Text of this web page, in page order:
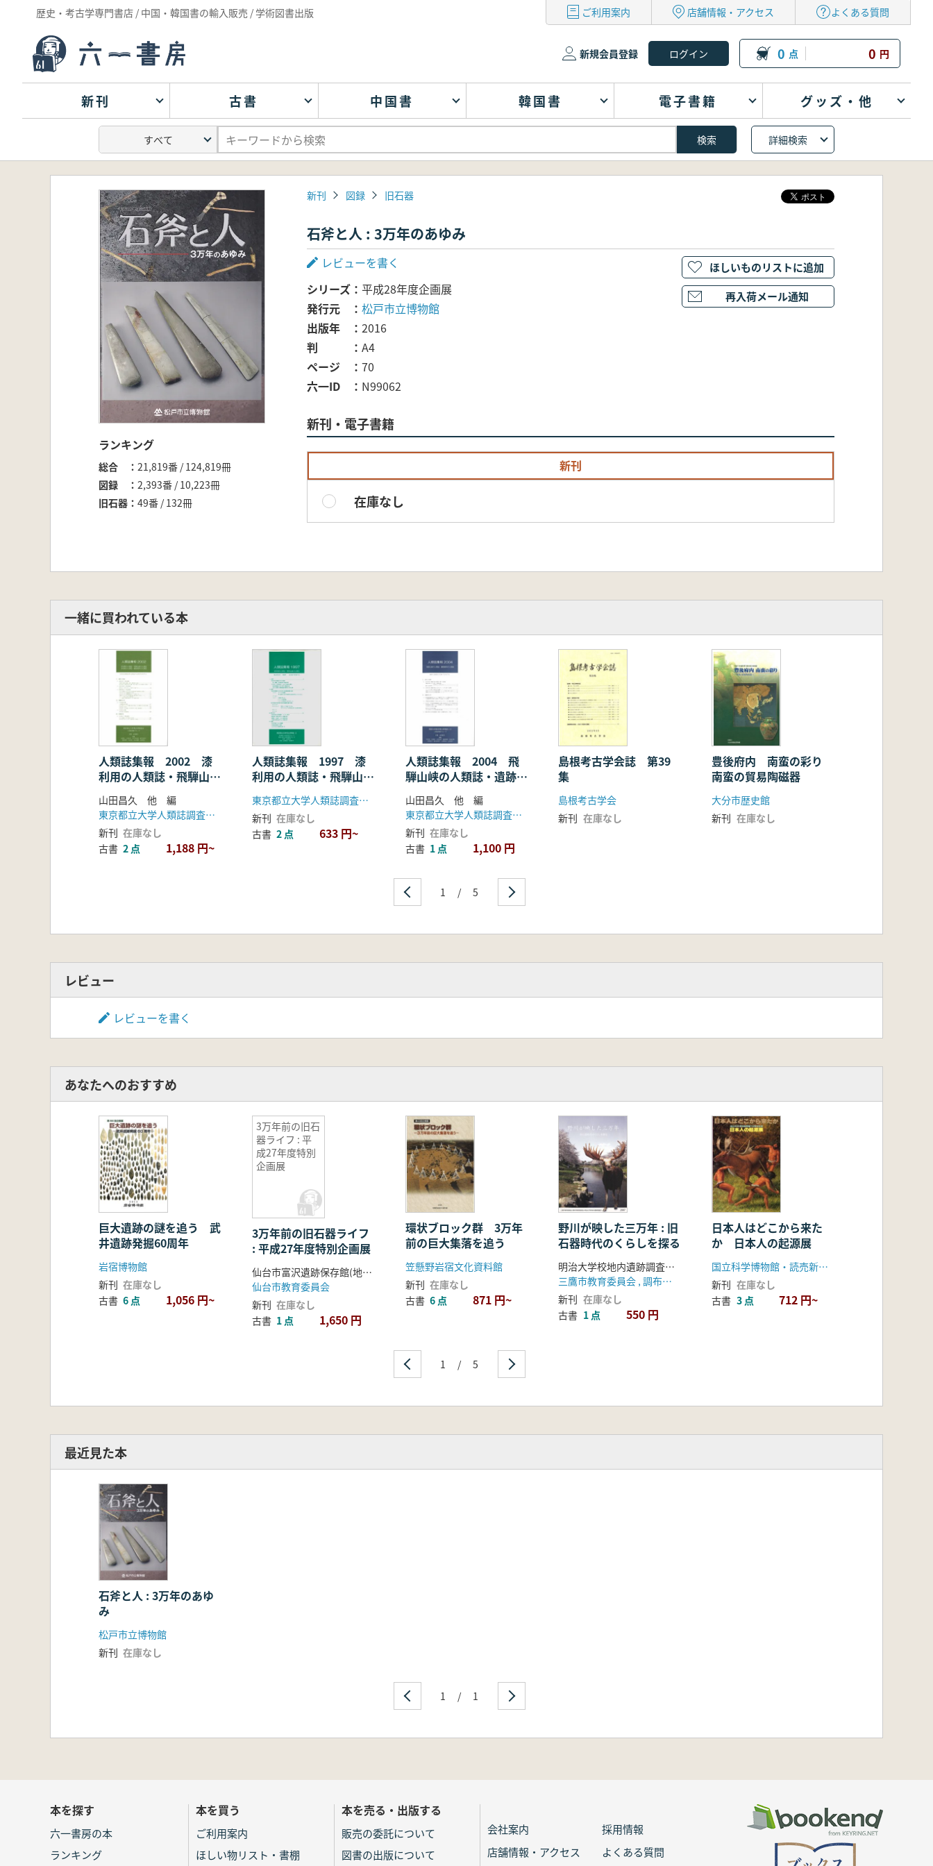
歴史・考古学専門書店 / 中国・韓国書の輸入販売 / 学術図書出版 ご利用案内 店舗情報・アクセス よくある質問
新規会員登録 0 点 0 円
新刊 古書 中国書 韓国書 電子書籍 グッズ・他
詳細検索
ランキング
総合
21,819番 / 124,819冊
図録
2,393番 / 10,223冊
旧石器
49番 / 132冊
新刊 図録 旧石器
石斧と人 : 3万年のあゆみ
レビューを書く
シリーズ
平成28年度企画展
発行元
松戸市立博物館
出版年
2016
判
A4
ページ
70
六一ID
N99062
新刊・電子書籍
新刊
在庫なし
ほしいものリストに追加
再入荷メール通知
一緒に買われている本
人類誌集報 2002 漆
利用の人類誌・飛騨山峡
の人類誌・水利用の人類
誌・遺跡資料の人類誌
山田昌久 他 編
東京都立大学人類誌調査グループ
新刊 在庫なし
古書 2 点 1,188 円~
人類誌集報 1997 漆
利用の人類誌・飛騨山峡
の人類誌
東京都立大学人類誌調査グループ
新刊 在庫なし
古書 2 点 633 円~
人類誌集報 2004 飛
騨山峡の人類誌・遺跡資
料の人類誌
山田昌久 他 編
東京都立大学人類誌調査グループ
新刊 在庫なし
古書 1 点 1,100 円
島根考古学会誌 第39
集
島根考古学会
新刊 在庫なし
豊後府内 南蛮の彩り
南蛮の貿易陶磁器
大分市歴史館
新刊 在庫なし
1 / 5
レビュー
レビューを書く
あなたへのおすすめ
巨大遺跡の謎を追う 武
井遺跡発掘60周年
岩宿博物館
新刊 在庫なし
古書 6 点 1,056 円~
3万年前の旧石
器ライフ : 平
成27年度特別
企画展
3万年前の旧石器ライフ
: 平成27年度特別企画展
仙台市富沢遺跡保存館(地底の森ミュージアム)編
仙台市教育委員会
新刊 在庫なし
古書 1 点 1,650 円
環状ブロック群 3万年
前の巨大集落を追う
笠懸野岩宿文化資料館
新刊 在庫なし
古書 6 点 871 円~
野川が映した三万年 : 旧
石器時代のくらしを探る
明治大学校地内遺跡調査団 編
三鷹市教育委員会 , 調布市教育委員会
新刊 在庫なし
古書 1 点 550 円
日本人はどこから来た
か 日本人の起源展
国立科学博物館・読売新聞社
新刊 在庫なし
古書 3 点 712 円~
1 / 5
最近見た本
石斧と人 : 3万年のあゆ
み
松戸市立博物館
新刊 在庫なし
1 / 1
本を探す
六一書房の本
ランキング
本を買う
ご利用案内
ほしい物リスト・書棚
本を売る・出版する
販売の委託について
図書の出版について
会社案内
採用情報
店舗情報・アクセス
よくある質問